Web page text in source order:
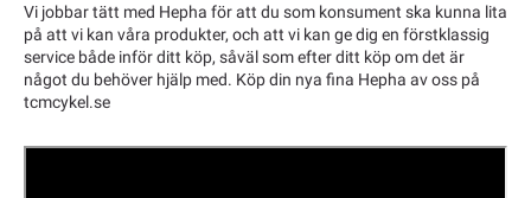
Vi jobbar tätt med Hepha för att du som konsument ska kunna lita
på att vi kan våra produkter, och att vi kan ge dig en förstklassig
service både inför ditt köp, såväl som efter ditt köp om det är
något du behöver hjälp med. Köp din nya fina Hepha av oss på
tcmcykel.se